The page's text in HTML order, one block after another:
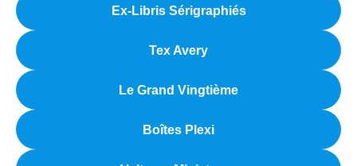
Ex-Libris Sérigraphiés
Tex Avery
Le Grand Vingtième
Boîtes Plexi